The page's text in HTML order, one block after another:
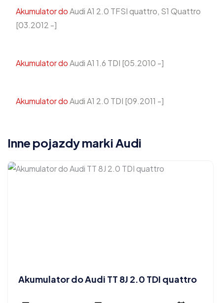
Akumulator doAudi A1 2.0 TFSI quattro, S1 Quattro
[03.2012 -]
Akumulator doAudi A1 1.6 TDI [05.2010 -]
Akumulator doAudi A1 2.0 TDI [09.2011 -]
Inne pojazdy marki Audi
Akumulator do Audi TT 8J 2.0 TDI quattro